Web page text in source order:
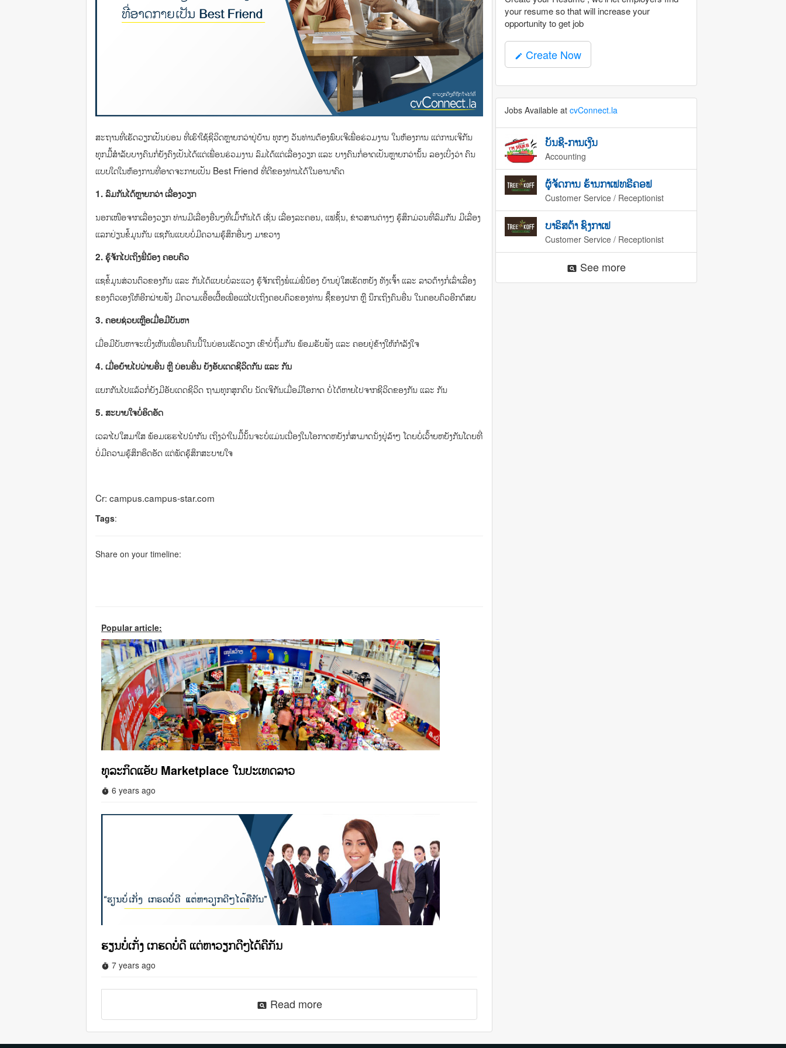
ສະຖານທີ່ເຮັດວຽກເປັນບ່ອນ ທີ່ເຮົາໃຊ້ຊີວິດຫຼາຍກວ່າຢູ່ບ້ານ ທຸກໆ ວັນທ່ານຕ້ອງພົບເຈີເພື່ອຮ່ວມງານ ໃນຫ້ອງການ ແຕ່ການເຈິກັນ
ທຸກມື້ສຳລັບບາງຄົນກໍ່ຍັງຄົງເປັນໄດ້ແຕ່ເພື່ອນຮ່ວມງານ ລົມໄດ້ແຕ່ເລື່ອງວຽກ ແລະ ບາງຄົນກໍ່ອາດເປັນຫຼາຍກວ່ານັ້ນ ລອງເບິ່ງວ່າ ຄົນ
ແບບໃດໃນຫ້ອງການທີ່ອາດຈະກາຍເປັນ Best Friend ທີ່ດີຂອງທ່ານໄດ້ໃນອານາຄົດ
1.ລົມກັນໄດ້ຫຼາຍກວ່າ ເລື່ອງວຽກ
ນອກເໜືອຈາກເລື່ອງວຽກ ທ່ານມີເລື່ອງອື່ນໆທີ່ເມົ້າກັນໄດ້ ເຊັ່ນ ເລື່ອງລະຄອນ, ແຟຊັ້ນ, ຂ່າວສານຕ່າງໆ ຮູ້ສຶກມ່ວນທີ່ລົມກັນ ມີເລື່ອງ
ແລກປ່ຽນຂໍ້ມູນກັນ ແຊກັນແບບບໍ່ມີຄວາມຮູ້ສຶກອື່ນໆ ມາຂວາງ
2.ຮູ້ຈັກໄປເຖິງພີ່ນ້ອງ ຄອບຄົວ
ແຊຂໍ້ມູນສ່ວນຕົວຂອງກັນ ແລະ ກັນໄດ້ແບບບໍ່ລະແວງ ຮູ້ຈັກເຖິງພໍ່ແມ່ພີ່ນ້ອງ ບ້ານຢູ່ໃສເຮັດຫຍັງ ທັງເຈົ້າ ແລະ ລາວຕ້າງກໍ່ເລົ່າເລື່ອງ
ຂອງຕົວເອງໃຫ້ອີກຝ່າຍຟັງ ມີຄວາມເອື້ອເຜື້ອເພື່ອແຜ່ໄປເຖິງຄອບຄົວຂອງທ່ານ ຊື໊ຂອງຝາກ ຫຼື ນຶກເຖິງຄົນອື່ນ ໃນຄອບຄົວອີກດ້ສຍ
3.ຄອຍຊ່ວຍເຫຼືອເມື່ອມີບັນຫາ
ເມື່ອມີບັນຫາຈະເບິ່ງເຫັນເພື່ອນຄົນນີ້ໃນບ່ອນເຮັດວຽກ ເຂົາບໍ່ຖິ້ມກັນ ພ້ອມຮັບຟັງ ແລະ ຄອຍຢູ່ຂ້າງໃຫ້ກຳລັງໃຈ
4.ເມື່ອຍ້າຍໄປຝ່າຍອື່ນ ຫຼື ບ່ອນອື່ນ ຍັງອັບເດດຊີວິດກັນ ແລະ ກັນ
ແຍກກັນໄປແລ້ວກໍ່ຍັງມີອັບເດດຊີວິດ ຖາມທຸກສຸກດິບ ນັດເຈິກັນເມື່ອມີໂອກາດ ບໍ່ໄດ້ຫາຍໄປຈາກຊີວິດຂອງກັນ ແລະ ກັນ
5.ສະບາຍໃຈບໍ່ອຶດອັດ
ເວລາໄປໃສມາໃສ ພ້ອມເຮຮາໄປນຳກັນ ເຖິງວ່າໃນມື້ນັ້ນຈະບໍ່ແມ່ນເນື່ອງໃນໂອກາດຫຍັງກໍ່ສາມາດນັ່ງຢູ່ລ້າໆ ໂດຍບໍ່ເວົ້າຍຫຍັງກັນໂດຍທີ່
ບໍ່ມີຄວາມຮູ້ສຶກອຶດອັດ ແຕ່ພັດຮູ້ສຶກສະບາຍໃຈ
Cr: campus.campus-star.com
Tags:
Share on your timeline:
Popular article:
ທຸລະກິດແອັບ Marketplace ໃນປະເທດລາວ
timer 6 years ago
ຮຽນບໍ່ເກັ່ງ ເກຮດບໍ່ດີ ແຕ່ຫາວຽກດີໆໄດ້ຄືກັນ
timer 7 years ago
pageview Read more
your resume so that will increase your
opportunity to get job
mode_edit Create Now
Jobs Available at cvConnect.la
ບັນຊີ-ການເງິນ
Accounting
ຜູ້ຈັດການ ຮ້ານກາເຟທຣີຄອຟ
Customer Service / Receptionist
ບາຣິສຕ້າ ຊົງກາເຟ
Customer Service / Receptionist
pageview See more